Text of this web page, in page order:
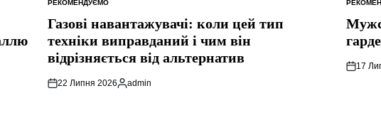
ОПУБЛІКУВАТИ
У
РЕКОМЕНДУЄМО
Газові навантажувачі: коли цей тип
техніки виправданий і чим він
відрізняється від альтернатив
22 Липня 2026
Опубліковано
admin
У
17